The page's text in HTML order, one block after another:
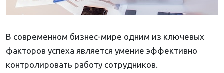
В современном бизнес-мире одним из ключевых
факторов успеха является умение эффективно
контролировать работу сотрудников.